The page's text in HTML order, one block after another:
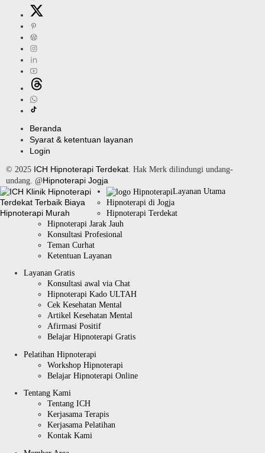
Beranda
Syarat & ketentuan layanan
Login
© 2025 ICH Hipnoterapi Terdekat . Hak Merk dilindungi undang-
undang. @Hipnoterapi Jogja
Layanan Utama
Hipnoterapi di Jogja
Hipnoterapi Terdekat
Hipnoterapi Jarak Jauh
Konsultasi Profesional
Teman Curhat
Ketentuan Layanan
Layanan Gratis
Konsultasi awal via Chat
Hipnoterapi Kado ULTAH
Cek Kesehatan Mental
Artikel Kesehatan Mental
Afirmasi Positif
Belajar Hipnoterapi Gratis
Pelatihan Hipnoterapi
Workshop Hipnoterapi
Belajar Hipnoterapi Online
Tentang Kami
Tentang ICH
Kerjasama Terapis
Kerjasama Pelatihan
Kontak Kami